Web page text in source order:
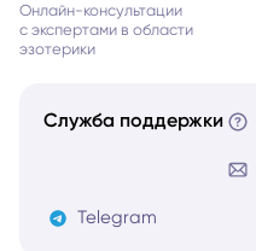
Онлайн-консультации
с экспертами в области
эзотерики
Служба поддержки
Telegram